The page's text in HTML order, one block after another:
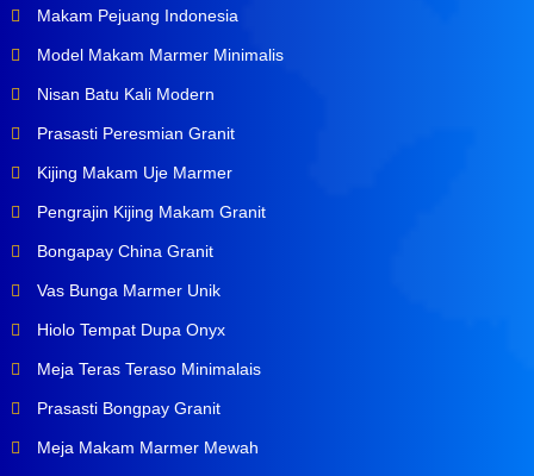
Makam Pejuang Indonesia
Model Makam Marmer Minimalis
Nisan Batu Kali Modern
Prasasti Peresmian Granit
Kijing Makam Uje Marmer
Pengrajin Kijing Makam Granit
Bongapay China Granit
Vas Bunga Marmer Unik
Hiolo Tempat Dupa Onyx
Meja Teras Teraso Minimalais
Prasasti Bongpay Granit
Meja Makam Marmer Mewah